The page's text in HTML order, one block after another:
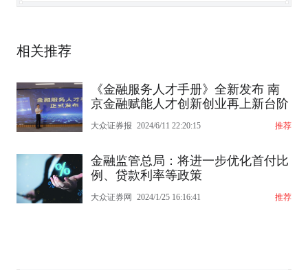
相关推荐
《金融服务人才手册》全新发布 南
京金融赋能人才创新创业再上新台阶
大众证券报 2024/6/11 22:20:15 推荐
金融监管总局：将进一步优化首付比
例、贷款利率等政策
大众证券网 2024/1/25 16:16:41 推荐